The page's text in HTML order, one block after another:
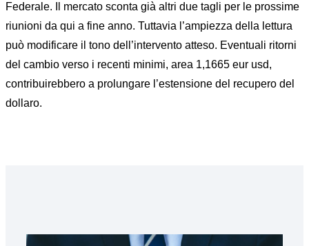
Federale. Il mercato sconta già altri due tagli per le prossime
riunioni da qui a fine anno. Tuttavia l’ampiezza della lettura
può modificare il tono dell’intervento atteso. Eventuali ritorni
del cambio verso i recenti minimi, area 1,1665 eur usd,
contribuirebbero a prolungare l’estensione del recupero del
dollaro.